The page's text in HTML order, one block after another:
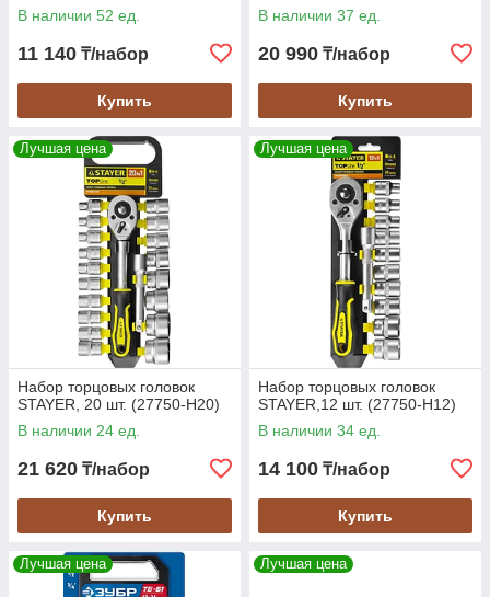
В наличии 52 ед.
11 140 ₸/набор
Купить
В наличии 37 ед.
20 990 ₸/набор
Купить
Лучшая цена
Набор торцовых головок
STAYER, 20 шт. (27750-H20)
В наличии 24 ед.
21 620 ₸/набор
Купить
Лучшая цена
Набор торцовых головок
STAYER,12 шт. (27750-H12)
В наличии 34 ед.
14 100 ₸/набор
Купить
Лучшая цена Лучшая цена